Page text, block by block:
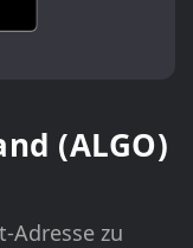
(ALGO)
Adresse zu